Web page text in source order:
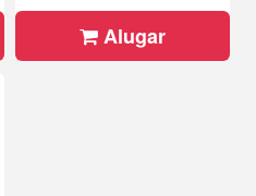
Alugar